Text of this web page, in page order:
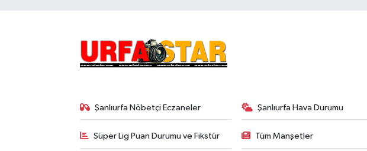
Şanlıurfa Nöbetçi Eczaneler Şanlıurfa Hava Durumu
Süper Lig Puan Durumu ve Fikstür Tüm Manşetler